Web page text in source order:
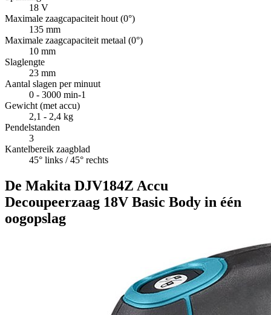
18 V
Maximale zaagcapaciteit hout (0°)
135 mm
Maximale zaagcapaciteit metaal (0°)
10 mm
Slaglengte
23 mm
Aantal slagen per minuut
0 - 3000 min-1
Gewicht (met accu)
2,1 - 2,4 kg
Pendelstanden
3
Kantelbereik zaagblad
45° links / 45° rechts
De Makita DJV184Z Accu
Decoupeerzaag 18V Basic Body in één
oogopslag